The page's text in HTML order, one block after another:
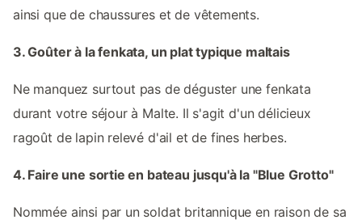
ainsi que de chaussures et de vêtements.
3. Goûter à la fenkata, un plat typique maltais
Ne manquez surtout pas de déguster une fenkata
durant votre séjour à Malte. Il s'agit d'un délicieux
ragoût de lapin relevé d'ail et de fines herbes.
4. Faire une sortie en bateau jusqu'à la "Blue Grotto"
Nommée ainsi par un soldat britannique en raison de sa